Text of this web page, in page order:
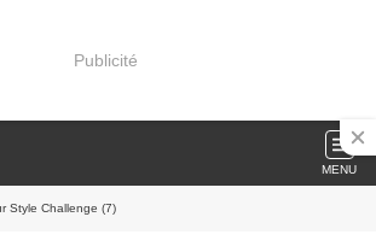
Publicité
MENU
Style Challenge (7)